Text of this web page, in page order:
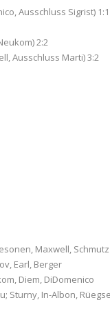
Ausschluss Sigrist) 1:1
2:2
Ausschluss Marti) 3:2
Maxwell, Schmutz
Earl, Berger
Diem, DiDomenico
Sturny, In-Albon,